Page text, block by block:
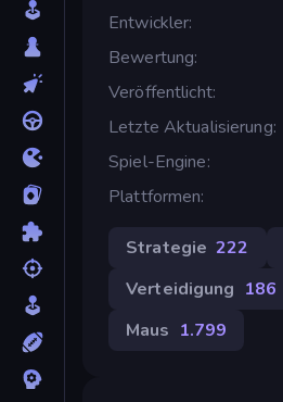
Entwickler
Bewertung
Veröffentlicht
Letzte Aktualisierung
Spiel-Engine
Plattformen
Strategie 222
Verteidigung 186
Maus 1.799